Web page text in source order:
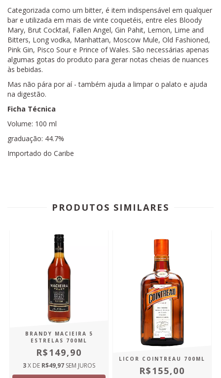
Categorizada como um bitter, é item indispensável em qualquer
bar e utilizada em mais de vinte coquetéis, entre eles Bloody
Mary, Brut Cocktail, Fallen Angel, Gin Pahit, Lemon, Lime and
Bitters, Long vodka, Manhattan, Moscow Mule, Old Fashioned,
Pink Gin, Pisco Sour e Prince of Wales. São necessárias apenas
algumas gotas do produto para gerar notas cheias de nuances
às bebidas.
Mas não pára por aí - também ajuda a limpar o palato e ajuda
na digestão.
Ficha Técnica
Volume: 100 ml
graduação: 44.7%
Importado do Caribe
PRODUTOS SIMILARES
BRANDY MACIEIRA 5
ESTRELAS 700ML
R$149,90
3X DE R$49,97 SEM JUROS
LICOR COINTREAU 700ML
R$155,00